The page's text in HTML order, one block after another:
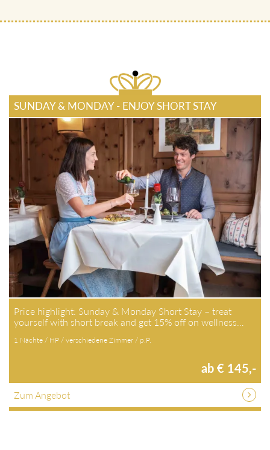
SUNDAY & MONDAY - ENJOY SHORT STAY
Price highlight: Sunday & Monday Short Stay – treat
yourself with short break and get 15% off on wellness…
1 Nächte / HP / verschiedene Zimmer / p.P.
ab € 145,-
Zum Angebot